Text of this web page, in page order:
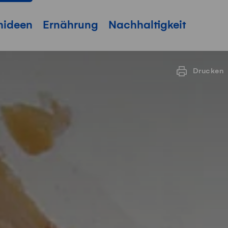
Ernährung Nachhaltigkeit
Drucken